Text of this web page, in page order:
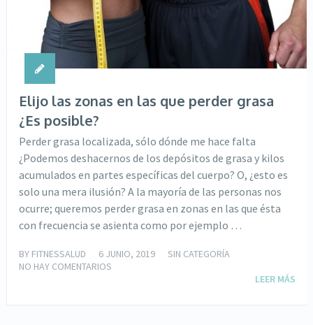
Elijo las zonas en las que perder grasa
¿Es posible?
Perder grasa localizada, sólo dónde me hace falta
¿Podemos deshacernos de los depósitos de grasa y kilos
acumulados en partes específicas del cuerpo? O, ¿esto es
solo una mera ilusión? A la mayoría de las personas nos
ocurre; queremos perder grasa en zonas en las que ésta
con frecuencia se asienta como por ejemplo …
BY FITNESSALUD 6 JUNIO, 2019
SIN CATEGORÍA
NO HAY COMENTARIOS
LEER MÁS